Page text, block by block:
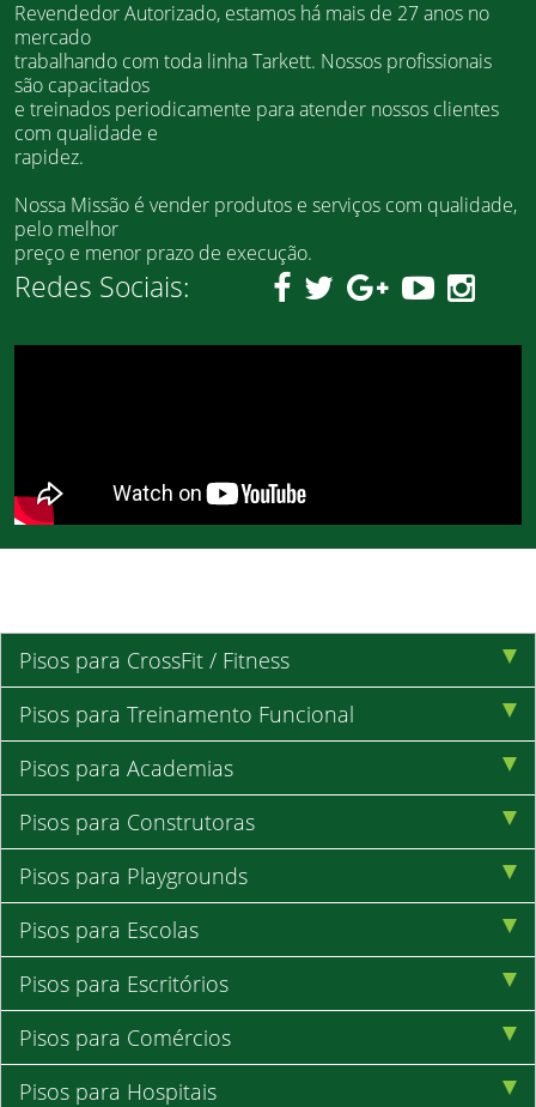
Revendedor Autorizado, estamos há mais de 27 anos no
mercado
trabalhando com toda linha Tarkett. Nossos profissionais
são capacitados
e treinados periodicamente para atender nossos clientes
com qualidade e
rapidez.
Nossa Missão é vender produtos e serviços com qualidade,
pelo melhor
preço e menor prazo de execução.
Redes Sociais:
Pisos para CrossFit / Fitness
Pisos para Treinamento Funcional
Pisos para Academias
Pisos para Construtoras
Pisos para Playgrounds
Pisos para Escolas
Pisos para Escritórios
Pisos para Comércios
Pisos para Hospitais